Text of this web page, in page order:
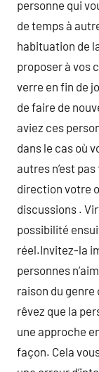
personne qui
de temps à
habituation de
proposer à vos
verre en fin de
de faire de
aviez ces
dans le cas où
autres n’est
direction votre
discussions .
possibilité
réel.Invitez-la
personnes
raison du
rêvez que la
une approche
façon. Cela